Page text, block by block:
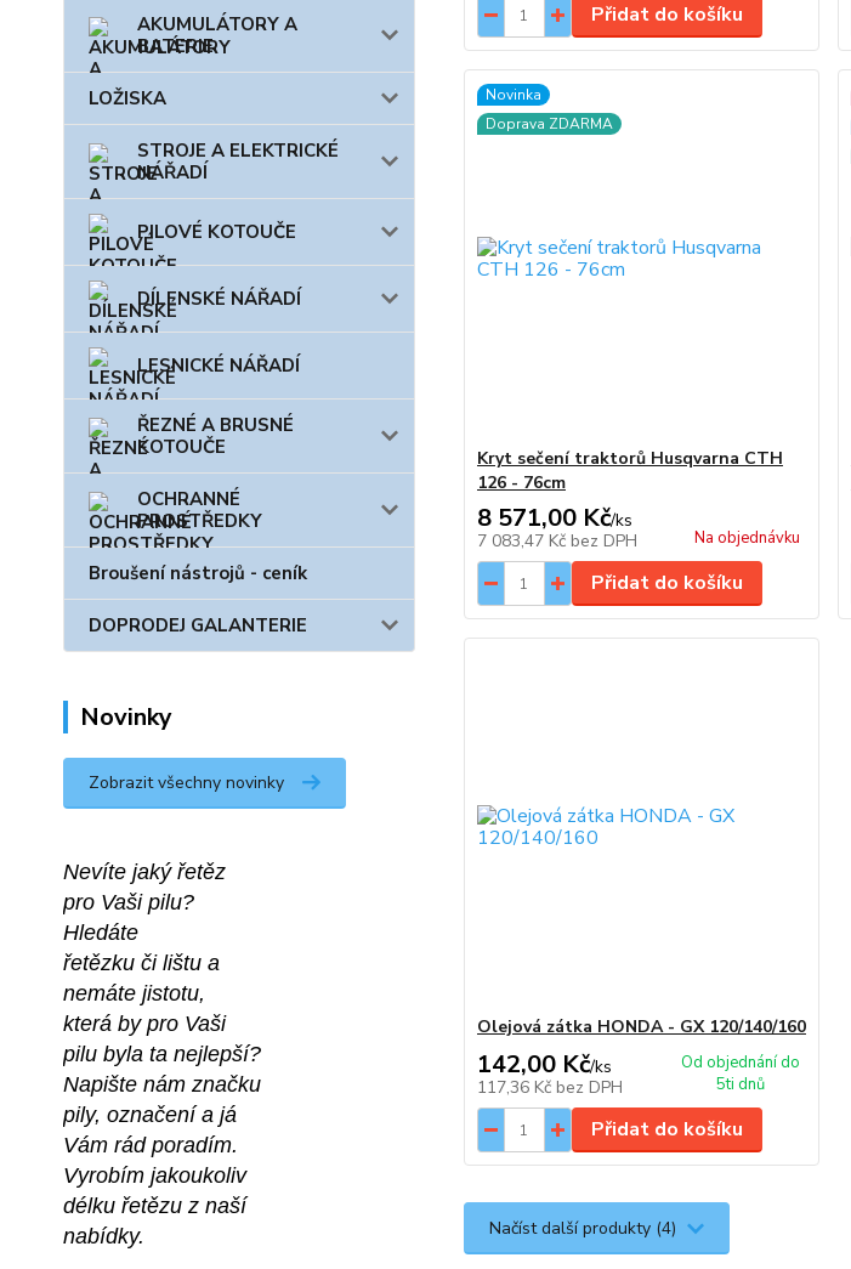
AKUMULÁTORY A
BATERIE
LOŽISKA
STROJE A ELEKTRICKÉ
NÁŘADÍ
PILOVÉ KOTOUČE
DÍLENSKÉ NÁŘADÍ
LESNICKÉ NÁŘADÍ
ŘEZNÉ A BRUSNÉ
KOTOUČE
OCHRANNÉ
PROSTŘEDKY
Broušení nástrojů - ceník
DOPRODEJ GALANTERIE
Novinky
Zobrazit všechny novinky
Nevíte jaký řetěz
pro Vaši pilu?
Hledáte
řetězku či lištu a
nemáte jistotu,
která by pro Vaši
pilu byla ta nejlepší?
Napište nám značku
pily, označení a já
Vám rád poradím.
Vyrobím jakoukoliv
délku řetězu z naší
nabídky.
Přidat do košíku
Novinka
Doprava ZDARMA
Kryt sečení traktorů Husqvarna CTH
126 - 76cm
8 571,00 Kč/ks
7 083,47 Kč bez DPH Na objednávku
Přidat do košíku
Olejová zátka HONDA - GX 120/140/160
142,00 Kč/ks
117,36 Kč bez DPH
Od objednání do
5ti dnů
Přidat do košíku
Načíst další produkty (4)